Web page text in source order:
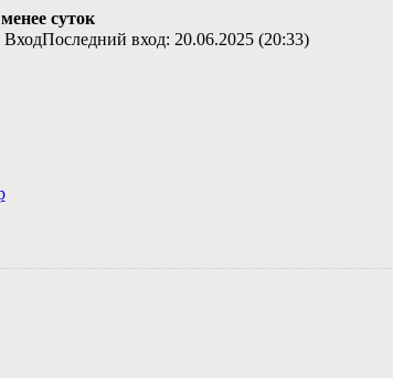
менее суток
ВходПоследний вход: 20.06.2025 (20:33)